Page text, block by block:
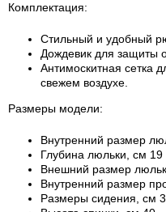
Комплектация:
Стильный и удобный
Дождевик для защиты
Антимоскитная сетка
свежем воздухе.
Размеры модели:
Внутренний размер
Глубина люльки, см 19
Внешний размер
Внутренний размер
Размеры сидения, см